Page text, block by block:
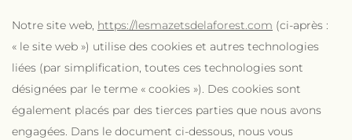
Notre site web, https://lesmazetsdelaforest.com (ci-après :
« le site web ») utilise des cookies et autres technologies
liées (par simplification, toutes ces technologies sont
désignées par le terme « cookies »). Des cookies sont
également placés par des tierces parties que nous avons
engagées. Dans le document ci-dessous, nous vous